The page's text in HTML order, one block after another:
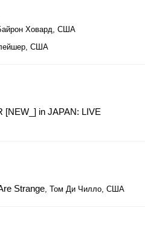
Ховард, США
США
[NEW_] in JAPAN: LIVE
Strange, Том Ди Чилло, США